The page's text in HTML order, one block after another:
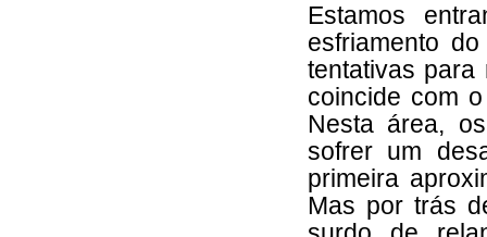
Estamos
esfriamento
tentativas para
coincide com
Nesta área,
sofrer um
primeira
Mas por trás